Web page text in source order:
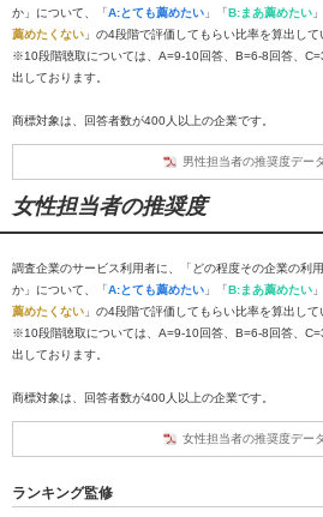
か」について、「A:とても薦めたい 」「B:まあ薦めたい
薦めたくない 」の4段階で評価してもらい比率を算出して
※10段階聴取については、A=9-10回答、B=6-8回答、
出しております。
商標対象は、回答者数が400人以上の企業です。
男性担当者の推奨度デー
女性担当者の推奨度
調査企業のサービス利用者に、「どの程度その企業の利
か」について、「A:とても薦めたい 」「B:まあ薦めたい
薦めたくない 」の4段階で評価してもらい比率を算出して
※10段階聴取については、A=9-10回答、B=6-8回答、
出しております。
商標対象は、回答者数が400人以上の企業です。
女性担当者の推奨度デー
ランキング監修